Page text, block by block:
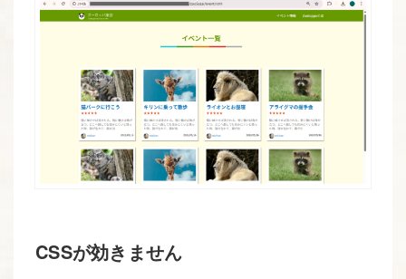
CSSが効きません